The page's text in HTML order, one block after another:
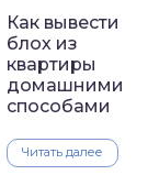
Как вывести
блох из
квартиры
домашними
способами
Читать далее